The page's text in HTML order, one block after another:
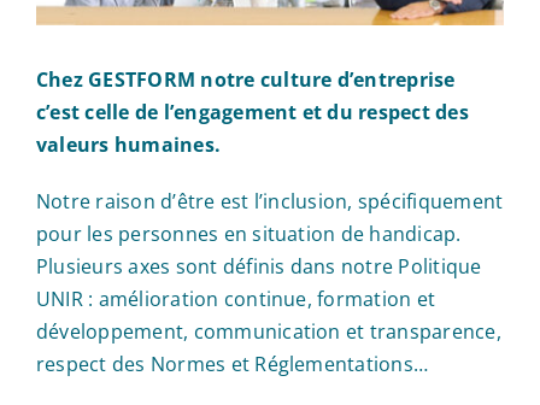
Chez GESTFORM notre culture d’entreprise
c’est celle de l’engagement et du respect des
valeurs humaines.
Notre raison d’être est l’inclusion, spécifiquement
pour les personnes en situation de handicap.
Plusieurs axes sont définis dans notre Politique
UNIR : amélioration continue, formation et
développement, communication et transparence,
respect des Normes et Réglementations…